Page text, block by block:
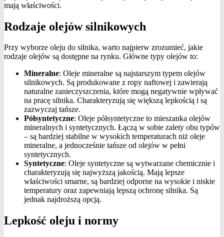
mają właściwości.
Rodzaje olejów silnikowych
Przy wyborze oleju do silnika, warto najpierw zrozumieć, jakie
rodzaje olejów są dostępne na rynku. Główne typy olejów to:
Mineralne: Oleje mineralne są najstarszym typem olejów
silnikowych. Są produkowane z ropy naftowej i zawierają
naturalne zanieczyszczenia, które mogą negatywnie wpływać
na pracę silnika. Charakteryzują się większą lepkością i są
zazwyczaj tańsze.
Półsyntetyczne: Oleje półsyntetyczne to mieszanka olejów
mineralnych i syntetycznych. Łączą w sobie zalety obu typów
– są bardziej stabilne w wysokich temperaturach niż oleje
mineralne, a jednocześnie tańsze od olejów w pełni
syntetycznych.
Syntetyczne: Oleje syntetyczne są wytwarzane chemicznie i
charakteryzują się najwyższą jakością. Mają lepsze
właściwości smarne, są bardziej odporne na wysokie i niskie
temperatury oraz zapewniają lepszą ochronę silnika. Są
jednak najdroższą opcją.
Lepkość oleju i normy